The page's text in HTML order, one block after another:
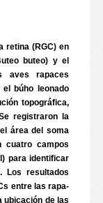
retina (RGC) en
buteo) y el
aves rapaces
búho leonado
topográfica,
registraron la
área del soma
cuatro campos
para identificar
Los resultados
entre las rapa-
ubicación de las